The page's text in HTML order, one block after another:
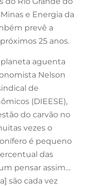
e Energia da
prevê a
25 anos.
aguenta
Nelson
de
(DIEESE),
do carvão no
vezes o
é pequeno
das
pensar assim…
são cada vez